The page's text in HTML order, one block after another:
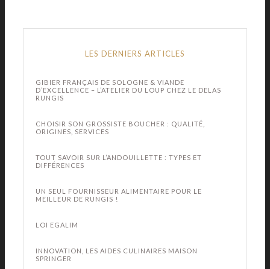
LES DERNIERS ARTICLES
GIBIER FRANÇAIS DE SOLOGNE & VIANDE
D’EXCELLENCE – L’ATELIER DU LOUP CHEZ LE DELAS
RUNGIS
CHOISIR SON GROSSISTE BOUCHER : QUALITÉ,
ORIGINES, SERVICES
TOUT SAVOIR SUR L’ANDOUILLETTE : TYPES ET
DIFFÉRENCES
UN SEUL FOURNISSEUR ALIMENTAIRE POUR LE
MEILLEUR DE RUNGIS !
LOI EGALIM
INNOVATION, LES AIDES CULINAIRES MAISON
SPRINGER